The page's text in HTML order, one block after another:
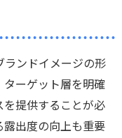
ランドイメージの形
ターゲット層を明確
を提供することが必
露出度の向上も重要